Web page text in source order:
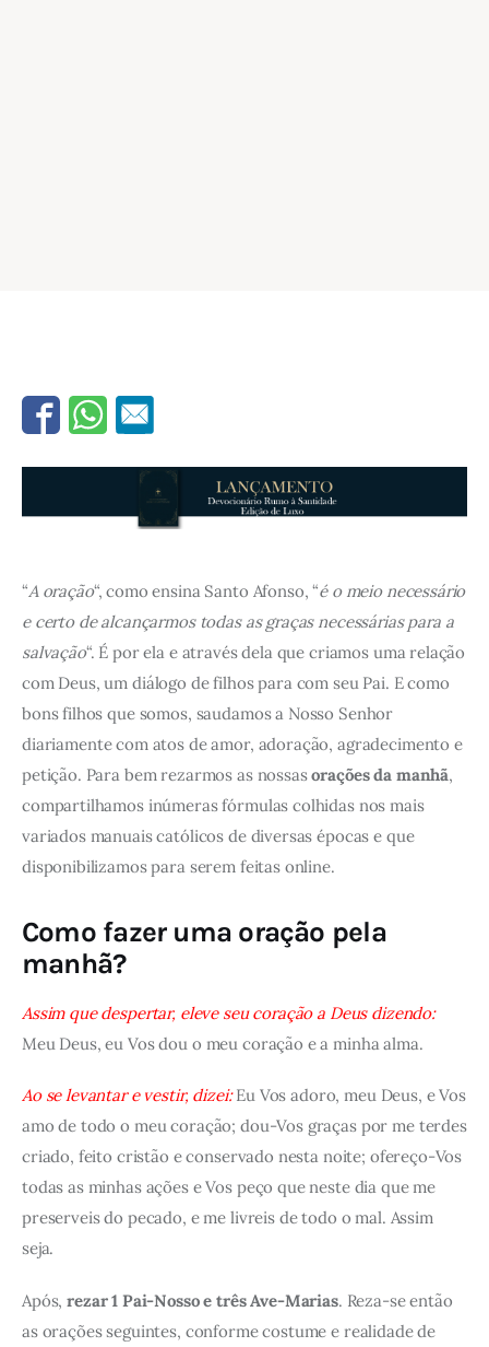
“A oração“, como ensina Santo Afonso, “é o meio necessário
e certo de alcançarmos todas as graças necessárias para a
salvação“. É por ela e através dela que criamos uma relação
com Deus, um diálogo de filhos para com seu Pai. E como
bons filhos que somos, saudamos a Nosso Senhor
diariamente com atos de amor, adoração, agradecimento e
petição. Para bem rezarmos as nossasorações da manhã,
compartilhamos inúmeras fórmulas colhidas nos mais
variados manuais católicos de diversas épocas e que
disponibilizamos para serem feitas online.
Como fazer uma oração pela
manhã?
Assim que despertar, eleve seu coração a Deus dizendo:
Meu Deus, eu Vos dou o meu coração e a minha alma.
Ao se levantar e vestir, dizei: Eu Vos adoro, meu Deus, e Vos
amo de todo o meu coração; dou-Vos graças por me terdes
criado, feito cristão e conservado nesta noite; ofereço-Vos
todas as minhas ações e Vos peço que neste dia que me
preserveis do pecado, e me livreis de todo o mal. Assim
seja.
Após,rezar 1 Pai-Nosso e três Ave-Marias. Reza-se então
as orações seguintes, conforme costume e realidade de